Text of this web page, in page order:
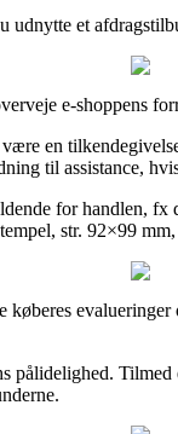
et
e-shoppens
en
til assistance,
for handlen,
str. 92×99